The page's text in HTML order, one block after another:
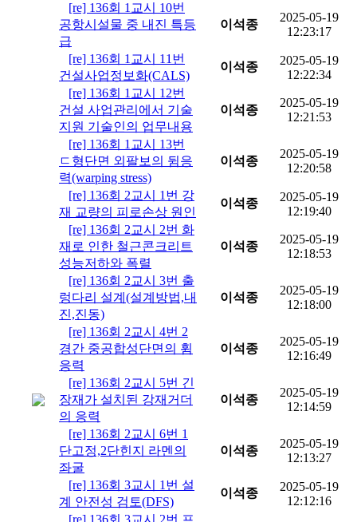
[re] 136회 1교시 10번
공항시설물 중 내진 특등
급
이석종
2025-05-19
12:23:17
[re] 136회 1교시 11번
건설사업정보화(CALS)
이석종
2025-05-19
12:22:34
[re] 136회 1교시 12번
건설 사업관리에서 기술
지원 기술인의 업무내용
이석종
2025-05-19
12:21:53
[re] 136회 1교시 13번
ㄷ형단면 외팔보의 뒴응
력(warping stress)
이석종
2025-05-19
12:20:58
[re] 136회 2교시 1번 강
재 교량의 피로손상 원인
이석종
2025-05-19
12:19:40
[re] 136회 2교시 2번 화
재로 인한 철근콘크리트
성능저하와 폭렬
이석종
2025-05-19
12:18:53
[re] 136회 2교시 3번 출
렁다리 설계(설계방법,내
진,진동)
이석종
2025-05-19
12:18:00
[re] 136회 2교시 4번 2
경간 중공합성단면의 휨
응력
이석종
2025-05-19
12:16:49
[re] 136회 2교시 5번 긴
장재가 설치된 강재거더
의 응력
이석종
2025-05-19
12:14:59
[re] 136회 2교시 6번 1
단고정,2단힌지 라멘의
좌굴
이석종
2025-05-19
12:13:27
[re] 136회 3교시 1번 설
계 안전성 검토(DFS)
이석종
2025-05-19
12:12:16
[re] 136회 3교시 2번 프